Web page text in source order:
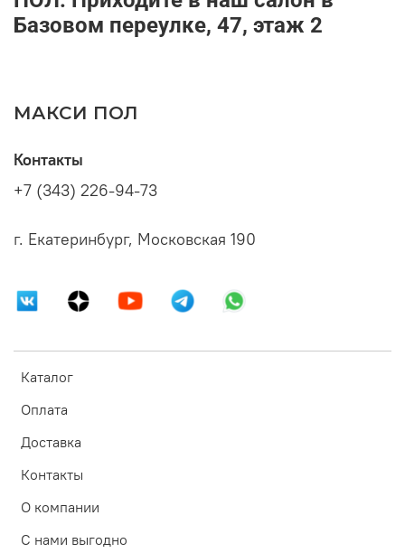
Базовом переулке, 47, этаж 2
МАКСИ ПОЛ
Каталог
Оплата
Доставка
Контакты
О компании
С нами выгодно
Контакты
+7 (343) 226-94-73
г. Екатеринбург, Московская 190